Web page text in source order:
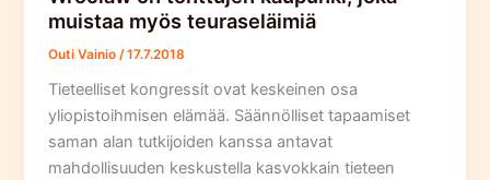
muistaa myös teuraseläimiä
Outi Vainio /17.7.2018
Tieteelliset kongressit ovat keskeinen osa
yliopistoihmisen elämää. Säännölliset tapaamiset
saman alan tutkijoiden kanssa antavat
mahdollisuuden keskustella kasvokkain tieteen